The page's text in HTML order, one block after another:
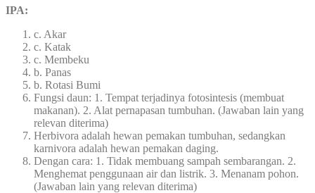
IPA:
c. Akar
c. Katak
c. Membeku
b. Panas
b. Rotasi Bumi
Fungsi daun: 1. Tempat terjadinya fotosintesis (membuat
makanan). 2. Alat pernapasan tumbuhan. (Jawaban lain yang
relevan diterima)
Herbivora adalah hewan pemakan tumbuhan, sedangkan
karnivora adalah hewan pemakan daging.
Dengan cara: 1. Tidak membuang sampah sembarangan. 2.
Menghemat penggunaan air dan listrik. 3. Menanam pohon.
(Jawaban lain yang relevan diterima)